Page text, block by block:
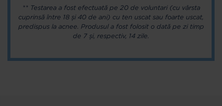
** Testarea a fost efectuată pe 20 de voluntari (cu vârsta
cuprinsă între 18 și 40 de ani) cu ten uscat sau foarte uscat,
predispus la acnee. Produsul a fost folosit o dată pe zi timp
de 7 și, respectiv, 14 zile.